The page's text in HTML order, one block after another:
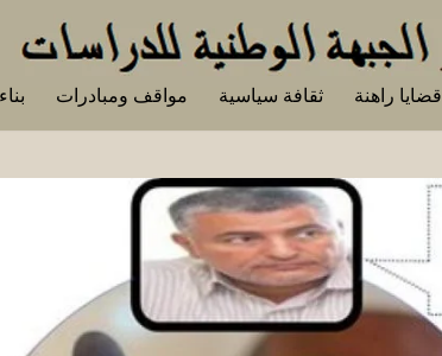
قضايا راهنة ثقافة سياسية مواقف ومبادرات